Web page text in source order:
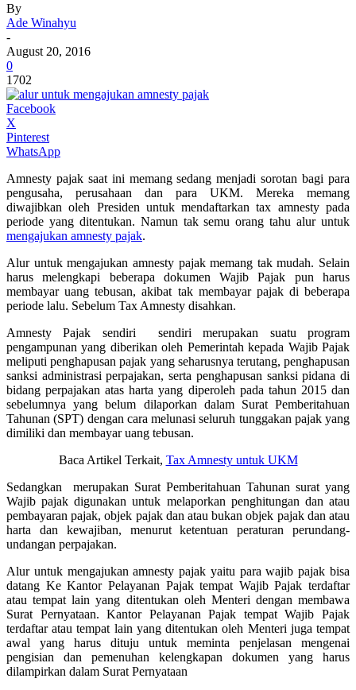
By
Ade Winahyu
-
August 20, 2016
0
1702
Facebook
X
Pinterest
WhatsApp
Amnesty pajak saat ini memang sedang menjadi sorotan bagi para
pengusaha, perusahaan dan para UKM. Mereka memang
diwajibkan oleh Presiden untuk mendaftarkan tax amnesty pada
periode yang ditentukan. Namun tak semu orang tahu alur untuk
mengajukan amnesty pajak.
Alur untuk mengajukan amnesty pajak memang tak mudah. Selain
harus melengkapi beberapa dokumen Wajib Pajak pun harus
membayar uang tebusan, akibat tak membayar pajak di beberapa
periode lalu. Sebelum Tax Amnesty disahkan.
Amnesty Pajak sendiri sendiri merupakan suatu program
pengampunan yang diberikan oleh Pemerintah kepada Wajib Pajak
meliputi penghapusan pajak yang seharusnya terutang, penghapusan
sanksi administrasi perpajakan, serta penghapusan sanksi pidana di
bidang perpajakan atas harta yang diperoleh pada tahun 2015 dan
sebelumnya yang belum dilaporkan dalam Surat Pemberitahuan
Tahunan (SPT) dengan cara melunasi seluruh tunggakan pajak yang
dimiliki dan membayar uang tebusan.
Baca Artikel Terkait, Tax Amnesty untuk UKM
Sedangkan merupakan Surat Pemberitahuan Tahunan surat yang
Wajib pajak digunakan untuk melaporkan penghitungan dan atau
pembayaran pajak, objek pajak dan atau bukan objek pajak dan atau
harta dan kewajiban, menurut ketentuan peraturan perundang-
undangan perpajakan.
Alur untuk mengajukan amnesty pajak yaitu para wajib pajak bisa
datang Ke Kantor Pelayanan Pajak tempat Wajib Pajak terdaftar
atau tempat lain yang ditentukan oleh Menteri dengan membawa
Surat Pernyataan. Kantor Pelayanan Pajak tempat Wajib Pajak
terdaftar atau tempat lain yang ditentukan oleh Menteri juga tempat
awal yang harus dituju untuk meminta penjelasan mengenai
pengisian dan pemenuhan kelengkapan dokumen yang harus
dilampirkan dalam Surat Pernyataan